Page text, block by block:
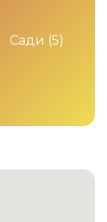
Сади (5)